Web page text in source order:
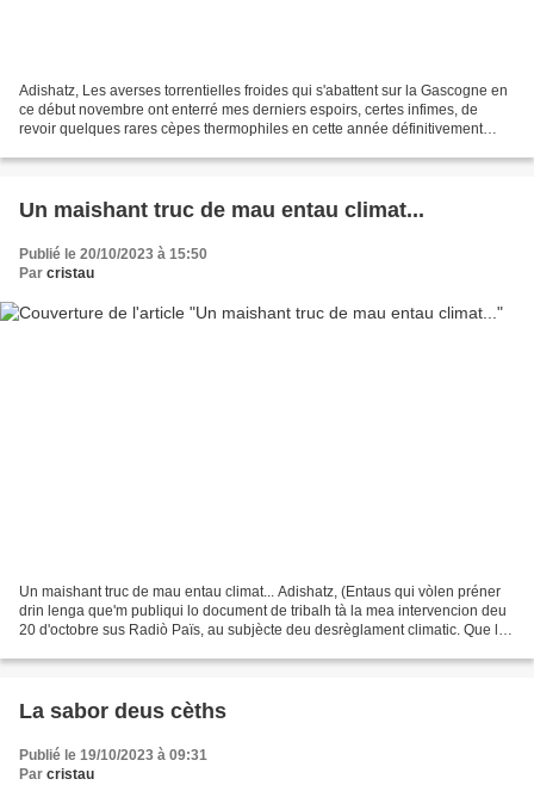
Adishatz, Les averses torrentielles froides qui s'abattent sur la Gascogne en
ce début novembre ont enterré mes derniers espoirs, certes infimes, de
revoir quelques rares cèpes thermophiles en cette année définitivement
Un maishant truc de mau entau climat...
Publié le 20/10/2023 à 15:50
Par cristau
Un maishant truc de mau entau climat... Adishatz, (Entaus qui vòlen préner
drin lenga que'm publiqui lo document de tribalh tà la mea intervencion deu
20 d'octobre sus Radiò Païs, au subjècte deu desrèglament climatic. Que la
La sabor deus cèths
Publié le 19/10/2023 à 09:31
Par cristau